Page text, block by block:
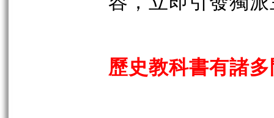
歷史教科書有諸